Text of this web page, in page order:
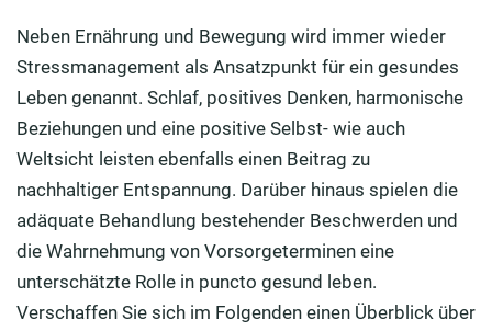
Neben Ernährung und Bewegung wird immer wieder
Stressmanagement als Ansatzpunkt für ein gesundes
Leben genannt. Schlaf, positives Denken, harmonische
Beziehungen und eine positive Selbst- wie auch
Weltsicht leisten ebenfalls einen Beitrag zu
nachhaltiger Entspannung. Darüber hinaus spielen die
adäquate Behandlung bestehender Beschwerden und
die Wahrnehmung von Vorsorgeterminen eine
unterschätzte Rolle in puncto gesund leben.
Verschaffen Sie sich im Folgenden einen Überblick über